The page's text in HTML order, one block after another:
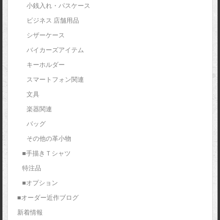
小銭入れ・パスケース
ビジネス 店舗用品
シザーケース
バイカーズアイテム
キーホルダー
スマートフォン関連
文具
楽器関連
バッグ
その他の革小物
■手描きＴシャツ
特注品
■オプション
■オーダー近作ブログ
新着情報